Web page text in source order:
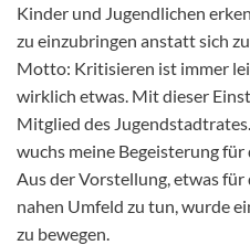
Kinder und Jugendlichen
zu einzubringen anstatt sich
Motto: Kritisieren ist immer
wirklich etwas. Mit dieser
Mitglied des
wuchs meine Begeisterung
Aus der Vorstellung, etwas
nahen Umfeld zu tun, wurde
zu bewegen.